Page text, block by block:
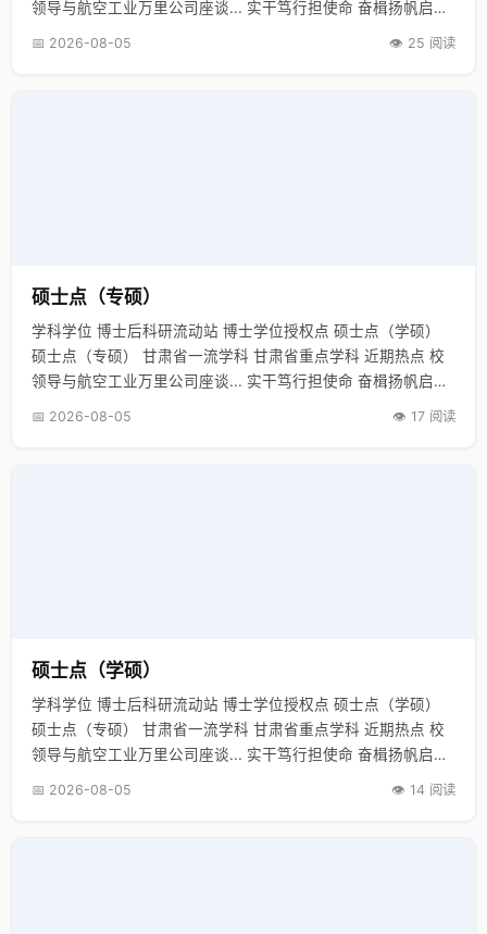
领导与航空工业万里公司座谈... 实干笃行担使命 奋楫扬帆启新
📅 2026-08-05 👁️ 25 阅读
硕士点（专硕）
学科学位 博士后科研流动站 博士学位授权点 硕士点（学硕）
硕士点（专硕） 甘肃省一流学科 甘肃省重点学科 近期热点 校
领导与航空工业万里公司座谈... 实干笃行担使命 奋楫扬帆启新
📅 2026-08-05 👁️ 17 阅读
硕士点（学硕）
学科学位 博士后科研流动站 博士学位授权点 硕士点（学硕）
硕士点（专硕） 甘肃省一流学科 甘肃省重点学科 近期热点 校
领导与航空工业万里公司座谈... 实干笃行担使命 奋楫扬帆启新
📅 2026-08-05 👁️ 14 阅读